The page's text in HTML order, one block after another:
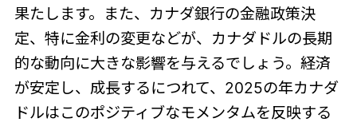
果たします。また、カナダ銀行の金融政策決
定、特に金利の変更などが、カナダドルの長期
的な動向に大きな影響を与えるでしょう。経済
が安定し、成長するにつれて、2025の年カナダ
ドルはこのポジティブなモメンタムを反映する